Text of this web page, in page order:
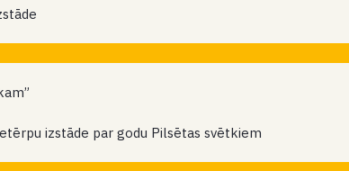
izstāde par godu Pilsētas svētkiem